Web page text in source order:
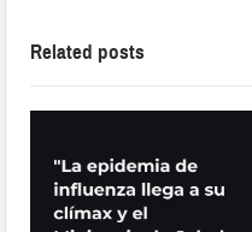
Related posts